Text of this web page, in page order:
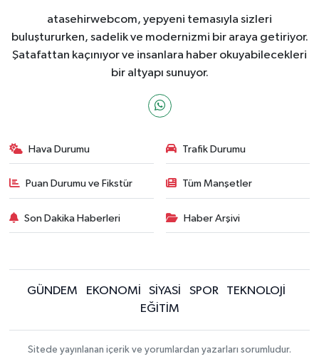
atasehirwebcom, yepyeni temasıyla sizleri
buluştururken, sadelik ve modernizmi bir araya getiriyor.
Şatafattan kaçınıyor ve insanlara haber okuyabilecekleri
bir altyapı sunuyor.
Hava Durumu Trafik Durumu
Puan Durumu ve Fikstür Tüm Manşetler
Son Dakika Haberleri Haber Arşivi
GÜNDEM EKONOMİ SİYASİ SPOR
TEKNOLOJİ
EĞİTİM
Sitede yayınlanan içerik ve yorumlardan yazarları sorumludur.